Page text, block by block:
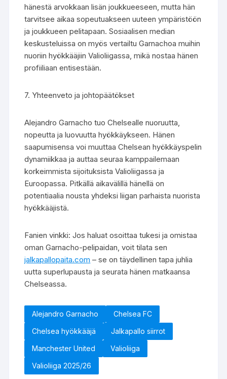
hänestä arvokkaan lisän joukkueeseen, mutta hän
tarvitsee aikaa sopeutuakseen uuteen ympäristöön
ja joukkueen pelitapaan. Sosiaalisen median
keskusteluissa on myös vertailtu Garnachoa muihin
nuoriin hyökkääjiin Valioliigassa, mikä nostaa hänen
profiiliaan entisestään.
7. Yhteenveto ja johtopäätökset
Alejandro Garnacho tuo Chelsealle nuoruutta,
nopeutta ja luovuutta hyökkäykseen. Hänen
saapumisensa voi muuttaa Chelsean hyökkäyspelin
dynamiikkaa ja auttaa seuraa kamppailemaan
korkeimmista sijoituksista Valioliigassa ja
Euroopassa. Pitkällä aikavälillä hänellä on
potentiaalia nousta yhdeksi liigan parhaista nuorista
hyökkääjistä.
Fanien vinkki: Jos haluat osoittaa tukesi ja omistaa
oman Garnacho-pelipaidan, voit tilata sen
jalkapallopaita.com – se on täydellinen tapa juhlia
uutta superlupausta ja seurata hänen matkaansa
Chelseassa.
Alejandro Garnacho
Chelsea FC
Chelsea hyökkääjä
Jalkapallo siirrot
Manchester United
Valioliiga
Valioliiga 2025/26